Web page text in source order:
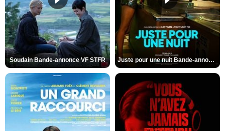
Soudain Bande-annonce VF STFR Juste pour une nuit Bande-annonce VO STFR